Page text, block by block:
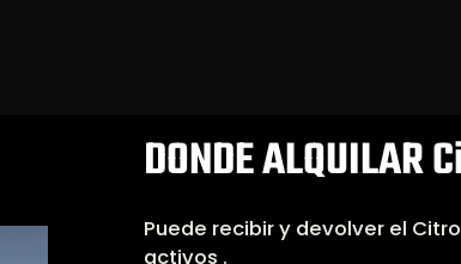
DONDE
Puede recibir y devolver el
activos .